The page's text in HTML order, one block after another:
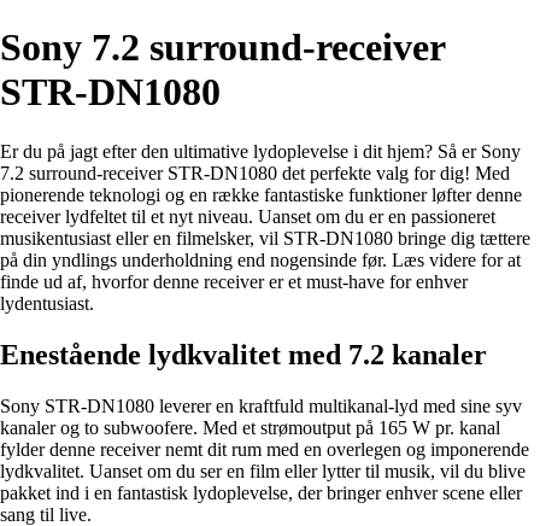
Sony 7.2 surround-receiver
STR-DN1080
Er du på jagt efter den ultimative lydoplevelse i dit hjem? Så er Sony
7.2 surround-receiver STR-DN1080 det perfekte valg for dig! Med
pionerende teknologi og en række fantastiske funktioner løfter denne
receiver lydfeltet til et nyt niveau. Uanset om du er en passioneret
musikentusiast eller en filmelsker, vil STR-DN1080 bringe dig tættere
på din yndlings underholdning end nogensinde før. Læs videre for at
finde ud af, hvorfor denne receiver er et must-have for enhver
lydentusiast.
Enestående lydkvalitet med 7.2 kanaler
Sony STR-DN1080 leverer en kraftfuld multikanal-lyd med sine syv
kanaler og to subwoofere. Med et strømoutput på 165 W pr. kanal
fylder denne receiver nemt dit rum med en overlegen og imponerende
lydkvalitet. Uanset om du ser en film eller lytter til musik, vil du blive
pakket ind i en fantastisk lydoplevelse, der bringer enhver scene eller
sang til live.